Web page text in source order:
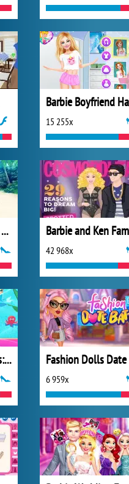
15 255x
Barbie Wants to be a Princess
42 968x
Mermaid Princesses: Underwater Games
6 959x